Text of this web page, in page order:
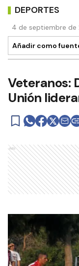
DEPORTES
4 de septiembre de
Añadir como
Veteranos:
Unión
Ads